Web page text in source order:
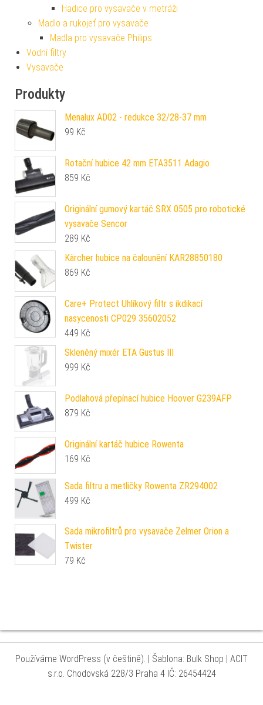
Hadice pro vysavače v metráži
Madlo a rukojeť pro vysavače
Madla pro vysavače Philips
Vodní filtry
Vysavače
Produkty
Menalux AD02 - redukce 32/28-37 mm
99 Kč
Rotační hubice 42 mm ETA3511 Adagio
859 Kč
Originální gumový kartáč SRX 0505 pro robotické
vysavače Sencor
289 Kč
Kärcher hubice na čalounění KAR28850180
869 Kč
Care+ Protect Uhlíkový filtr s ikdikací
nasycenosti CP029 35602052
449 Kč
Skleněný mixér ETA Gustus III
999 Kč
Podlahová přepínací hubice Hoover G239AFP
879 Kč
Originální kartáč hubice Rowenta
169 Kč
Sada filtru a metličky Rowenta ZR294002
499 Kč
Sada mikrofiltrů pro vysavače Zelmer Orion a
Twister
79 Kč
Používáme WordPress (v češtině). | Šablona: Bulk Shop | ACIT
s.r.o. Chodovská 228/3 Praha 4 IČ: 26454424